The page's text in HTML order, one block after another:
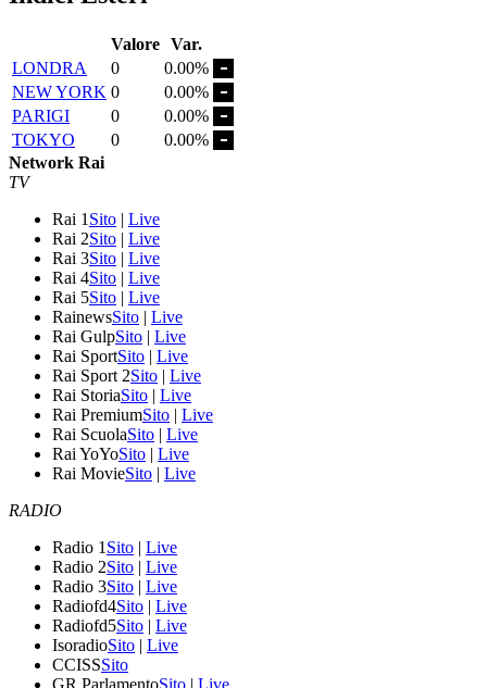
Valore Var.
LONDRA
0
0.00%
NEW YORK 0
0.00%
PARIGI
0
0.00%
TOKYO
0
0.00%
Network Rai
TV
Rai 1 Sito | Live
Rai 2Sito | Live
Rai 3Sito | Live
Rai 4Sito | Live
Rai 5Sito | Live
RainewsSito | Live
Rai GulpSito | Live
Rai SportSito | Live
Rai Sport 2Sito | Live
Rai StoriaSito | Live
Rai PremiumSito | Live
Rai ScuolaSito | Live
Rai YoYoSito | Live
Rai MovieSito | Live
RADIO
Radio 1 Sito | Live
Radio 2Sito | Live
Radio 3Sito | Live
Radiofd4Sito | Live
Radiofd5Sito | Live
IsoradioSito | Live
CCISSSito
GR ParlamentoSito | Live